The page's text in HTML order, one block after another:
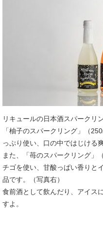
リキュールの日本酒スパークリ
「柚子のスパークリング」（
っぷり使い、口の中ではじける
また、「苺のスパークリング」
チゴを使い、甘酸っぱい香りと
品です。（写真右）
食前酒として飲んだり、アイス
すよ。